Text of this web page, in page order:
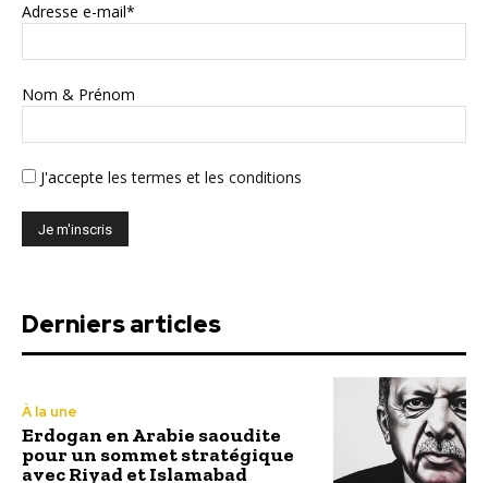
Adresse e-mail*
Nom & Prénom
J'accepte les termes et les conditions
Derniers articles
À la une
Erdogan en Arabie saoudite
pour un sommet stratégique
avec Riyad et Islamabad